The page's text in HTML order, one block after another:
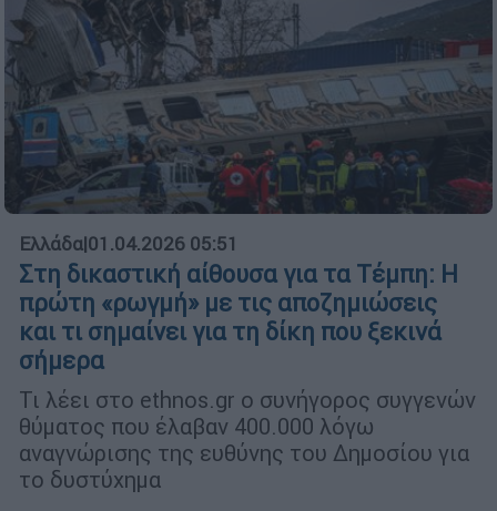
Ελλάδα|01.04.2026 05:51
Στη δικαστική αίθουσα για τα Τέμπη: Η
πρώτη «ρωγμή» με τις αποζημιώσεις
και τι σημαίνει για τη δίκη που ξεκινά
σήμερα
Τι λέει στο ethnos.gr ο συνήγορος συγγενών
θύματος που έλαβαν 400.000 λόγω
αναγνώρισης της ευθύνης του Δημοσίου για
το δυστύχημα